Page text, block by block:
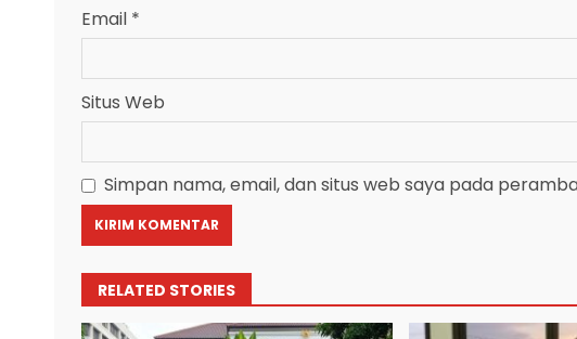
Email *
Situs Web
Simpan nama, email, dan situs web saya pada
RELATED STORIES